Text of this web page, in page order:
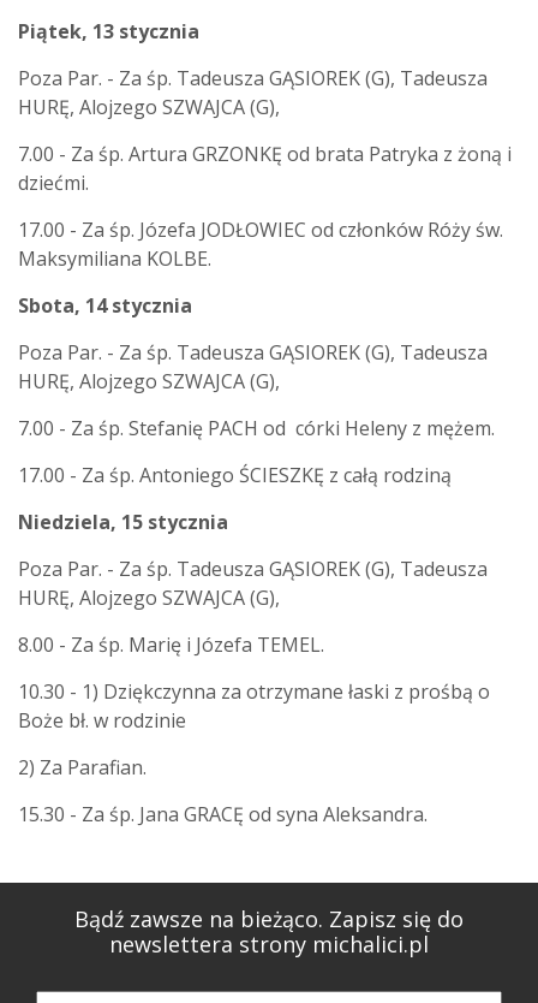
Piątek, 13 stycznia
Poza Par. - Za śp. Tadeusza GĄSIOREK (G), Tadeusza
HURĘ, Alojzego SZWAJCA (G),
7.00 - Za śp. Artura GRZONKĘ od brata Patryka z żoną i
dziećmi.
17.00 - Za śp. Józefa JODŁOWIEC od członków Róży św.
Maksymiliana KOLBE.
Sbota, 14 stycznia
Poza Par. - Za śp. Tadeusza GĄSIOREK (G), Tadeusza
HURĘ, Alojzego SZWAJCA (G),
7.00 - Za śp. Stefanię PACH od córki Heleny z mężem.
17.00 - Za śp. Antoniego ŚCIESZKĘ z całą rodziną
Niedziela, 15 stycznia
Poza Par. - Za śp. Tadeusza GĄSIOREK (G), Tadeusza
HURĘ, Alojzego SZWAJCA (G),
8.00 - Za śp. Marię i Józefa TEMEL.
10.30 - 1) Dziękczynna za otrzymane łaski z prośbą o
Boże bł. w rodzinie
2) Za Parafian.
15.30 - Za śp. Jana GRACĘ od syna Aleksandra.
Bądź zawsze na bieżąco. Zapisz się do
newslettera strony michalici.pl